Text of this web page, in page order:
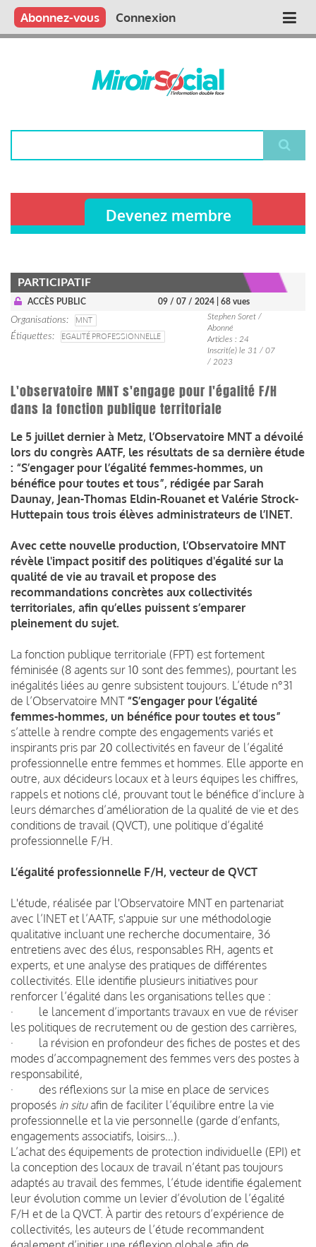
Aller
contenu
Main
Qui sommes nous ?
Vous publiez
Nous publions
Contactez-nous
Abonnez-vous Connexion
Devenez membre
PARTICIPATIF
ACCÈS PUBLIC 09 / 07 / 2024 | 68 vues
Organisations
MNT
Étiquettes
EGALITÉ PROFESSIONNELLE
Stephen Soret /
Abonné
Articles : 24
Inscrit(e) le 31 / 07
/ 2023
L'observatoire MNT s'engage pour l'égalité F/H
dans la fonction publique territoriale
Le 5 juillet dernier à Metz, l’Observatoire MNT a dévoilé
lors du congrès AATF, les résultats de sa dernière étude
: “S’engager pour l’égalité femmes-hommes, un
bénéfice pour toutes et tous”, rédigée par Sarah
Daunay, Jean-Thomas Eldin-Rouanet et Valérie Strock-
Huttepain tous trois élèves administrateurs de l’INET.
Avec cette nouvelle production, l’Observatoire MNT
révèle l'impact positif des politiques d'égalité sur la
qualité de vie au travail et propose des
recommandations concrètes aux collectivités
territoriales, afin qu’elles puissent s’emparer
pleinement du sujet.
La fonction publique territoriale (FPT) est fortement
féminisée (8 agents sur 10 sont des femmes), pourtant les
inégalités liées au genre subsistent toujours. L’étude n°31
de l’Observatoire MNT “S’engager pour l’égalité
femmes-hommes, un bénéfice pour toutes et tous”
s’attelle à rendre compte des engagements variés et
inspirants pris par 20 collectivités en faveur de l’égalité
professionnelle entre femmes et hommes. Elle apporte en
outre, aux décideurs locaux et à leurs équipes les chiffres,
rappels et notions clé, prouvant tout le bénéfice d’inclure à
leurs démarches d’amélioration de la qualité de vie et des
conditions de travail (QVCT), une politique d’égalité
professionnelle F/H.
L’égalité professionnelle F/H, vecteur de QVCT
L'étude, réalisée par l'Observatoire MNT en partenariat
avec l’INET et l’AATF, s'appuie sur une méthodologie
qualitative incluant une recherche documentaire, 36
entretiens avec des élus, responsables RH, agents et
experts, et une analyse des pratiques de différentes
collectivités. Elle identifie plusieurs initiatives pour
renforcer l’égalité dans les organisations telles que :
· le lancement d’importants travaux en vue de réviser
les politiques de recrutement ou de gestion des carrières,
· la révision en profondeur des fiches de postes et des
modes d’accompagnement des femmes vers des postes à
responsabilité,
· des réflexions sur la mise en place de services
proposés in situafin de faciliter l’équilibre entre la vie
professionnelle et la vie personnelle (garde d’enfants,
engagements associatifs, loisirs…).
L’achat des équipements de protection individuelle (EPI) et
la conception des locaux de travail n’étant pas toujours
adaptés au travail des femmes, l’étude identifie également
leur évolution comme un levier d’évolution de l’égalité
F/H et de la QVCT. À partir des retours d’expérience de
collectivités, les auteurs de l’étude recommandent